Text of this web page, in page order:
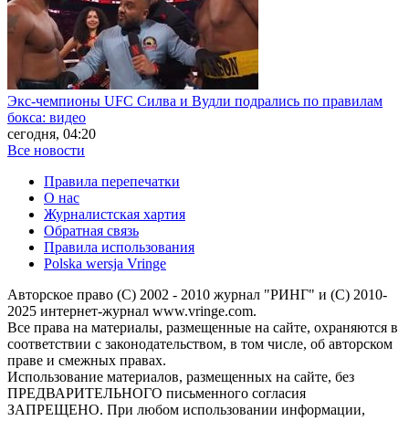
Экс-чемпионы UFC Силва и Вудли подрались по правилам
бокса: видео
сегодня, 04:20
Все новости
Правила перепечатки
О нас
Журналистская хартия
Обратная связь
Правила использования
Polska wersja Vringe
Авторское право (С) 2002 - 2010 журнал "РИНГ" и (С) 2010-
2025 интернет-журнал www.vringe.com.
Все права на материалы, размещенные на сайте, охраняются в
соответствии с законодательством, в том числе, об авторском
праве и смежных правах.
Использование материалов, размещенных на сайте, без
ПРЕДВАРИТЕЛЬНОГО письменного согласия
ЗАПРЕЩЕНО. При любом использовании информации,